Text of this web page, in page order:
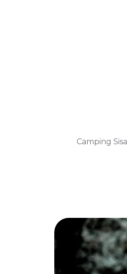
Camping